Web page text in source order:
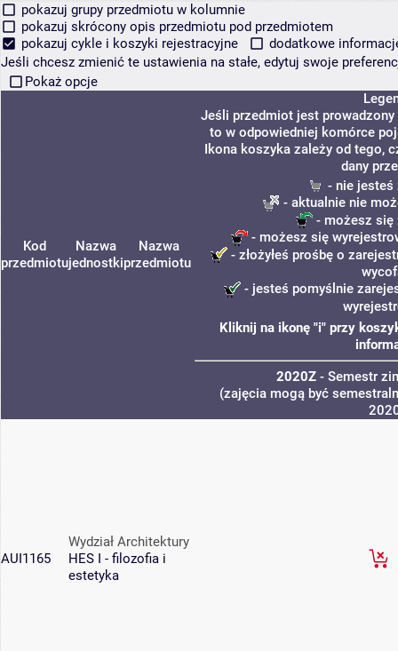
pokazuj grupy przedmiotu w kolumnie
pokazuj skrócony opis przedmiotu pod przedmiotem
pokazuj cykle i koszyki rejestracyjne
dodatkowe
Jeśli chcesz zmienić te ustawienia na stałe, edytuj swoje
Pokaż opcje
Kod
przedmiotu
Nazwa
jednostki
Nazwa
przedmiotu
Jeśli przedmiot jest
to w odpowiedniej komórce
Ikona koszyka zależy od tego,
dany
- nie jesteś
- aktualnie nie
- możesz się
- możesz się
- złożyłeś prośbę o
- jesteś pomyślnie
Kliknij na ikonę "i" przy
2020Z - Semestr
(zajęcia mogą być
AUI1165
Wydział Architektury
HES I - filozofia i
estetyka